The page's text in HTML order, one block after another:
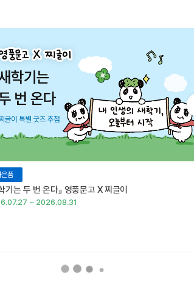
품
기는 두 번 온다』 영풍문고 X 찌글이
~ 2026.08.31